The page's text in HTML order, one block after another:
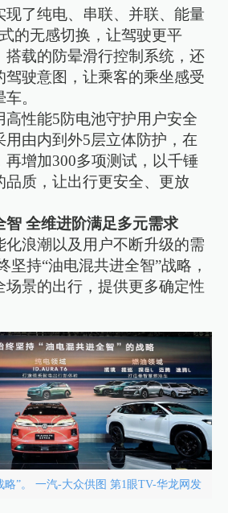
现了纯电、串联、并联、能量
的无感切换，让驾驶更平
搭载的防晕滑行控制系统，还
驾驶意图，让乘客的乘坐感受
。
高性能5防电池守护用户安全
用由内到外5层立体防护，在
再增加300多项测试，以千锤
品质，让出行更安全、更放
智 全维进阶满足多元需求
化浪潮以及用户不断升级的需
坚持“油电混共进全智”战略，
场景的出行，提供更多确定性
略”。 一汽-大众供图 第1眼TV-华龙网发